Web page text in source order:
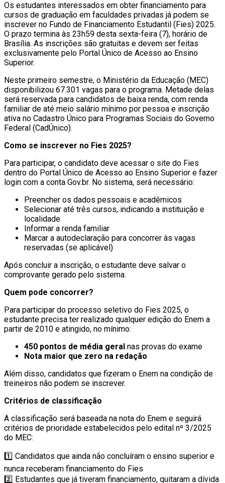
Os estudantes interessados em obter financiamento para
cursos de graduação em faculdades privadas já podem se
inscrever no Fundo de Financiamento Estudantil (Fies) 2025.
O prazo termina às 23h59 desta sexta-feira (7), horário de
Brasília. As inscrições são gratuitas e devem ser feitas
exclusivamente pelo Portal Único de Acesso ao Ensino
Superior.
Neste primeiro semestre, o Ministério da Educação (MEC)
disponibilizou 67.301 vagas para o programa. Metade delas
será reservada para candidatos de baixa renda, com renda
familiar de até meio salário mínimo por pessoa e inscrição
ativa no Cadastro Único para Programas Sociais do Governo
Federal (CadÚnico).
Como se inscrever no Fies 2025?
Para participar, o candidato deve acessar o site do Fies
dentro do Portal Único de Acesso ao Ensino Superior e fazer
login com a conta Gov.br. No sistema, será necessário:
Preencher os dados pessoais e acadêmicos
Selecionar até três cursos, indicando a instituição e
localidade
Informar a renda familiar
Marcar a autodeclaração para concorrer às vagas
reservadas (se aplicável)
Após concluir a inscrição, o estudante deve salvar o
comprovante gerado pelo sistema.
Quem pode concorrer?
Para participar do processo seletivo do Fies 2025, o
estudante precisa ter realizado qualquer edição do Enem a
partir de 2010 e atingido, no mínimo:
450 pontos de média geral nas provas do exame
Nota maior que zero na redação
Além disso, candidatos que fizeram o Enem na condição de
treineiros não podem se inscrever.
Critérios de classificação
A classificação será baseada na nota do Enem e seguirá
critérios de prioridade estabelecidos pelo edital nº 3/2025
do MEC:
1️⃣ Candidatos que ainda não concluíram o ensino superior e
nunca receberam financiamento do Fies
2️⃣ Estudantes que já tiveram financiamento, quitaram a dívida